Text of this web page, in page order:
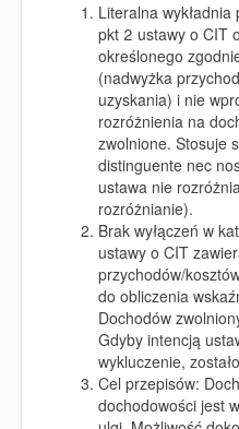
Literalna
pkt 2 ustawy o CIT
określonego
(nadwyżka
uzyskania) i nie
rozróżnienia na
zwolnione. Stosuje
distinguente nec
ustawa nie
rozróżnianie).
Brak wyłączeń w
ustawy o CIT
przychodów/
do obliczenia
Dochodów
Gdyby intencją
wykluczenie,
Cel przepisów:
dochodowości jest